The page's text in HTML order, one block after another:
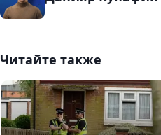
Читайте также